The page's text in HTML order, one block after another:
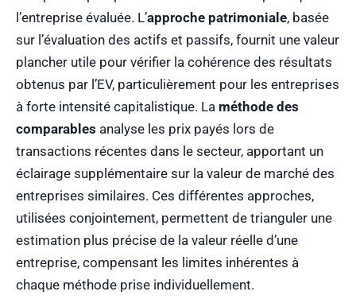
l’entreprise évaluée. L’approche patrimoniale, basée
sur l’évaluation des actifs et passifs, fournit une valeur
plancher utile pour vérifier la cohérence des résultats
obtenus par l’EV, particulièrement pour les entreprises
à forte intensité capitalistique. La méthode des
comparables analyse les prix payés lors de
transactions récentes dans le secteur, apportant un
éclairage supplémentaire sur la valeur de marché des
entreprises similaires. Ces différentes approches,
utilisées conjointement, permettent de trianguler une
estimation plus précise de la valeur réelle d’une
entreprise, compensant les limites inhérentes à
chaque méthode prise individuellement.